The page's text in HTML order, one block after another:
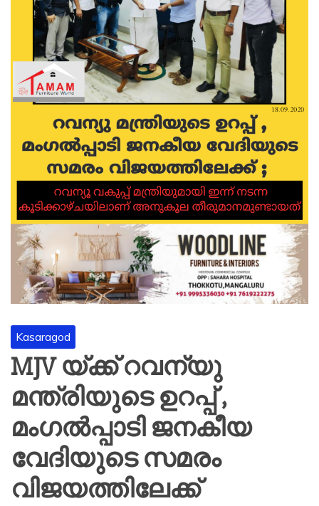
Kasaragod
MJV യ്ക്ക് റവന്യു
മന്ത്രിയുടെ ഉറപ്പ് ,
മംഗൽപ്പാടി ജനകീയ
വേദിയുടെ സമരം
വിജയത്തിലേക്ക്